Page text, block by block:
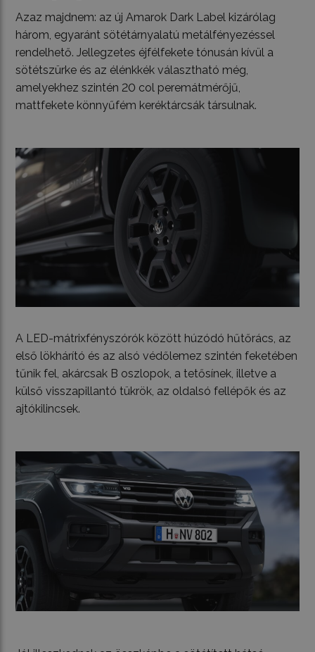
Azaz majdnem: az új Amarok Dark Label kizárólag
három, egyaránt sötétárnyalatú metálfényezéssel
rendelhető. Jellegzetes éjfélfekete tónusán kívül a
sötétszürke és az élénkkék választható még,
amelyekhez szintén 20 col peremátmérőjű,
mattfekete könnyűfém keréktárcsák társulnak.
A LED-mátrixfényszórók között húzódó hűtőrács, az
első lökhárító és az alsó védőlemez szintén feketében
tűnik fel, akárcsak B oszlopok, a tetősínek, illetve a
külső visszapillantó tükrök, az oldalsó fellépők és az
ajtókilincsek.